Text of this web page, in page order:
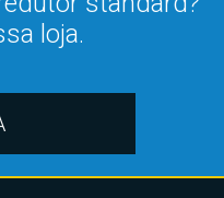
loja.